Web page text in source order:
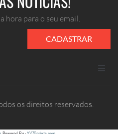
hora para o seu email.
CADASTRAR
os direitos reservados.